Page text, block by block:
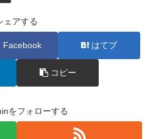
ェアする
Facebook はてブ
コピー
をフォローする